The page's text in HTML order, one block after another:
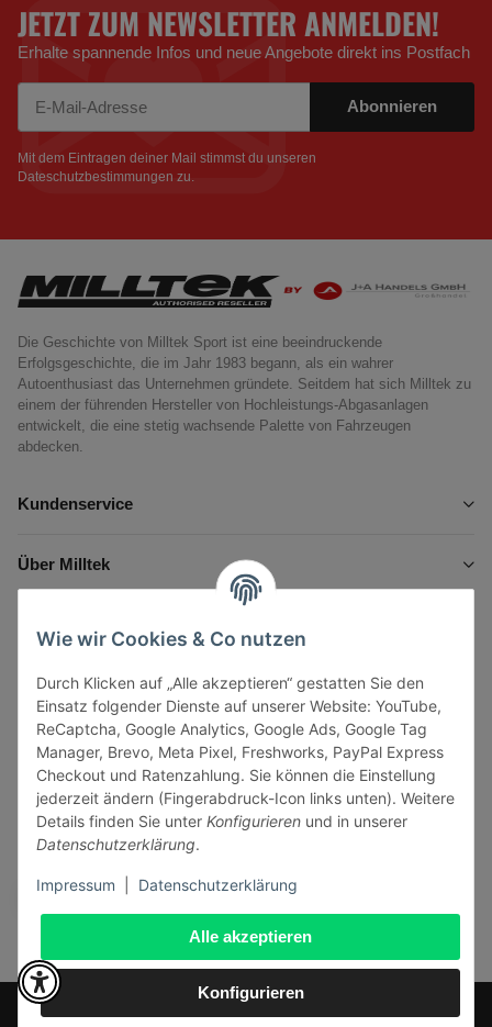
Alle akzeptieren
Konfigurieren
Wie wir Cookies & Co nutzen
Durch Klicken auf „Alle akzeptieren“ gestatten Sie den
Einsatz folgender Dienste auf unserer Website: YouTube,
ReCaptcha, Google Analytics, Google Ads, Google Tag
Manager, Brevo, Meta Pixel, Freshworks, PayPal Express
Checkout und Ratenzahlung. Sie können die Einstellung
jederzeit ändern (Fingerabdruck-Icon links unten). Weitere
Details finden Sie unter Konfigurieren und in unserer
Datenschutzerklärung.
Impressum Datenschutzerklärung
JETZT ZUM NEWSLETTER ANMELDEN!
Erhalte spannende Infos und neue Angebote direkt ins Postfach
Abonnieren
Mit dem Eintragen deiner Mail stimmst du unseren
Dateschutzbestimmungen zu.
Die Geschichte von Milltek Sport ist eine beeindruckende
Erfolgsgeschichte, die im Jahr 1983 begann, als ein wahrer
Autoenthusiast das Unternehmen gründete. Seitdem hat sich Milltek zu
einem der führenden Hersteller von Hochleistungs-Abgasanlagen
entwickelt, die eine stetig wachsende Palette von Fahrzeugen
abdecken.
Kundenservice
Über Milltek
Gesetzliche Informationen
Vertrag widerrufen
Sicher bezahlen via: